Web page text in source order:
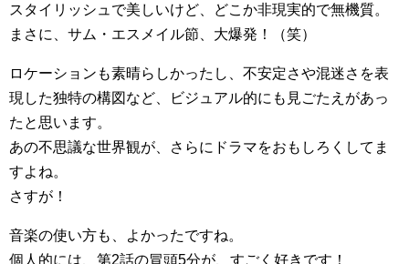
スタイリッシュで美しいけど、どこか非現実的で無機質。
まさに、サム・エスメイル節、大爆発！（笑）
ロケーションも素晴らしかったし、不安定さや混迷さを表
現した独特の構図など、ビジュアル的にも見ごたえがあっ
たと思います。
あの不思議な世界観が、さらにドラマをおもしろくしてま
すよね。
さすが！
音楽の使い方も、よかったですね。
個人的には、第2話の冒頭5分が、すごく好きです！